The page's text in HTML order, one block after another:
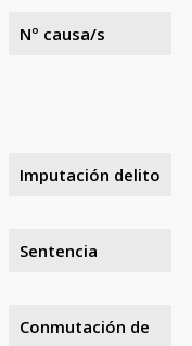
Nº causa/s
Imputación delito
Sentencia
Conmutación de